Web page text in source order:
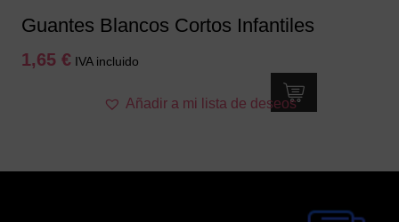
Guantes Blancos Cortos Infantiles
1,65 € IVA incluido
Añadir a mi lista de deseos